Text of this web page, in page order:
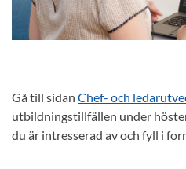
Gå till sidan Chef- och
utbildningstillfällen under
du är intresserad av och fyll i